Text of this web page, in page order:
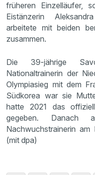
früheren Einzelläufer,
Eistänzerin
arbeitete mit beiden
zusammen.
Die 39-jährige
Nationaltrainerin der
Olympiasieg mit dem
Südkorea war sie
hatte 2021 das
gegeben. Danach
Nachwuchstrainerin am
(mit dpa)